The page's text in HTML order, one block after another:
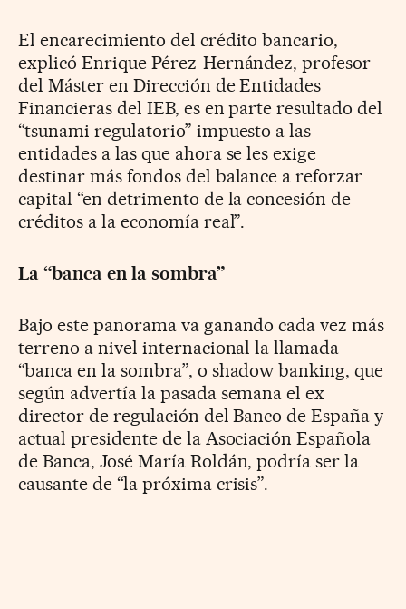
El encarecimiento del crédito bancario,
explicó Enrique Pérez-Hernández, profesor
del Máster en Dirección de Entidades
Financieras del IEB, es en parte resultado del
“tsunami regulatorio” impuesto a las
entidades a las que ahora se les exige
destinar más fondos del balance a reforzar
capital “en detrimento de la concesión de
créditos a la economía real”.
La “banca en la sombra”
Bajo este panorama va ganando cada vez más
terreno a nivel internacional la llamada
“banca en la sombra”, o shadow banking, que
según advertía la pasada semana el ex
director de regulación del Banco de España y
actual presidente de la Asociación Española
de Banca, José María Roldán, podría ser la
causante de “la próxima crisis”.